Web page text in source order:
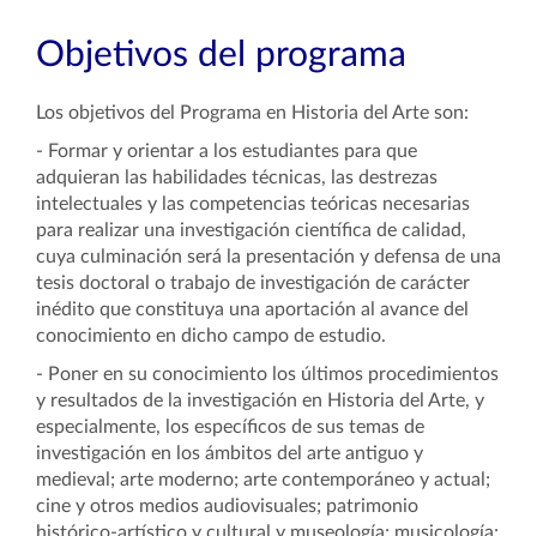
Objetivos del programa
Los objetivos del Programa en Historia del Arte son:
- Formar y orientar a los estudiantes para que
adquieran las habilidades técnicas, las destrezas
intelectuales y las competencias teóricas necesarias
para realizar una investigación científica de calidad,
cuya culminación será la presentación y defensa de una
tesis doctoral o trabajo de investigación de carácter
inédito que constituya una aportación al avance del
conocimiento en dicho campo de estudio.
- Poner en su conocimiento los últimos procedimientos
y resultados de la investigación en Historia del Arte, y
especialmente, los específicos de sus temas de
investigación en los ámbitos del arte antiguo y
medieval; arte moderno; arte contemporáneo y actual;
cine y otros medios audiovisuales; patrimonio